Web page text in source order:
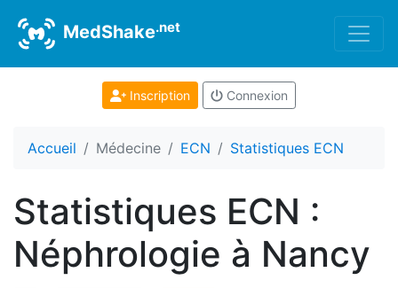
MedShake.net
Inscription Connexion
Accueil Médecine ECN Statistiques ECN
Statistiques ECN :
Néphrologie à Nancy